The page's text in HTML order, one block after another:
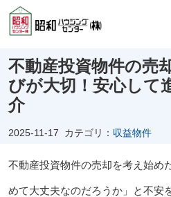
不動産投資物件の売
びが大切！安心して
介
2025-11-17 カテゴリ： 収益物件
不動産投資物件の売却を考え始め
めて大丈夫なのだろうか」と不安